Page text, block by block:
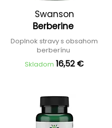
Swanson
Berberine
Doplnok stravy s obsahom
berberínu
Skladom 16,52 €